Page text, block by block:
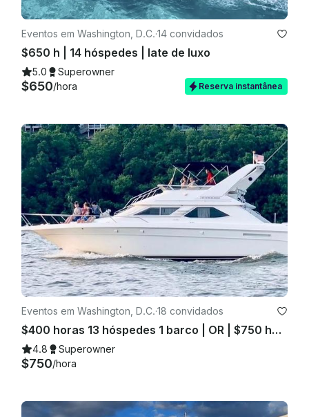
Eventos em Washington, D.C.·14 convidados
$650 h | 14 hóspedes | Iate de luxo
5.0 Superowner
$650/hora Reserva instantânea
Eventos em Washington, D.C.·18 convidados
$400 horas 13 hóspedes 1 barco | OR | $750 horas 18 hóspedes 2 barcos
4.8 Superowner
$750/hora